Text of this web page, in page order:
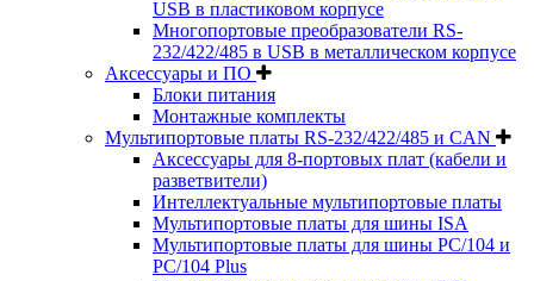
USB в пластиковом корпусе
Многопортовые преобразователи RS-
232/422/485 в USB в металлическом корпусе
Аксессуары и ПО
Блоки питания
Монтажные комплекты
Мультипортовые платы RS-232/422/485 и CAN
Аксессуары для 8-портовых плат (кабели и
разветвители)
Интеллектуальные мультипортовые платы
Мультипортовые платы для шины ISA
Мультипортовые платы для шины PC/104 и
PC/104 Plus